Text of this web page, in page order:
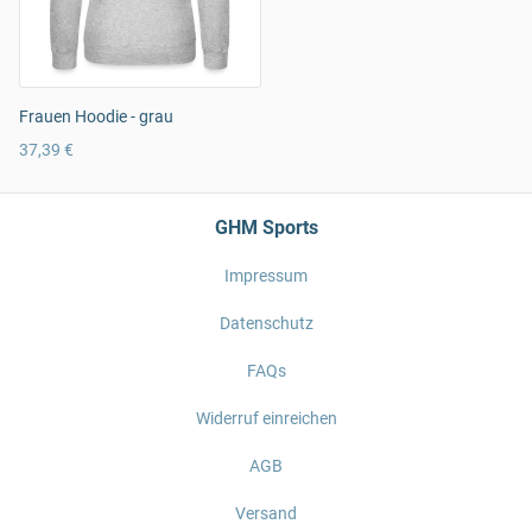
Frauen Hoodie - grau
37,39 €
GHM Sports
Impressum
Datenschutz
FAQs
Widerruf einreichen
AGB
Versand